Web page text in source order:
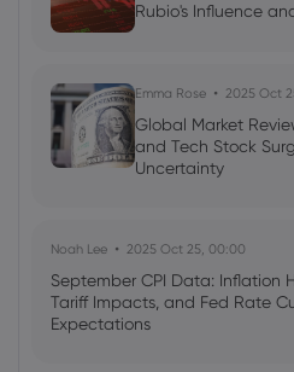
Rubio's Influence
Emma Rose 2025 Oct
Global Market
and Tech Stock
Uncertainty
Noah Lee 2025 Oct 25, 00:00
September CPI Data: Inflation
Tariff Impacts, and Fed Rate
Expectations